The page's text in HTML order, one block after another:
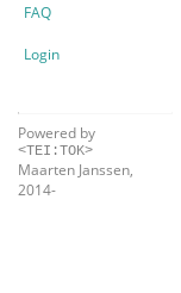
FAQ
Login
Powered by
<TEI:TOK>
Maarten Janssen,
2014-